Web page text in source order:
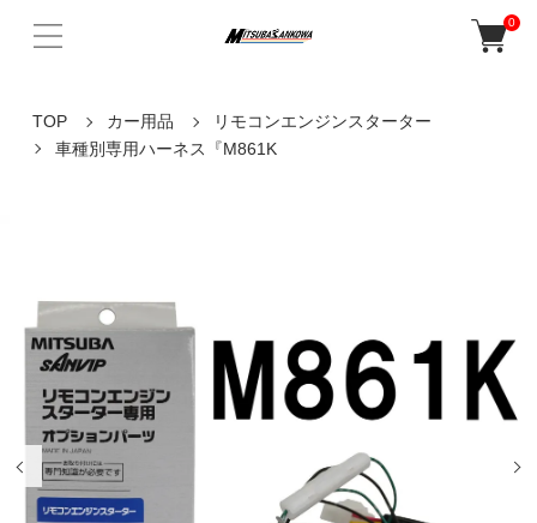
0
TOP カー用品
リモコンエンジンスターター
車種別専用ハーネス『M861K